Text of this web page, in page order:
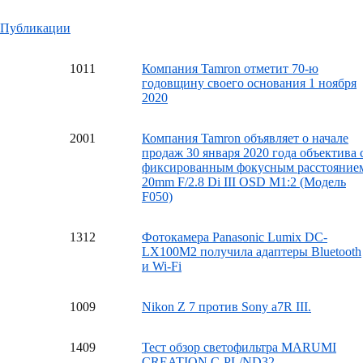
Публикации
1011
Компания Tamron отметит 70-ю
годовщину своего основания 1 ноября
2020
2001
Компания Tamron объявляет о начале
продаж 30 января 2020 года объектива
фиксированным фокусным
20mm F/2.8 Di III OSD M1:2 (Модель
F050)
1312
Фотокамера Panasonic Lumix DC-
LX100M2 получила адаптеры Bluetooth
и Wi-Fi
1009 Nikon Z 7 против Sony a7R III.
1409
Тест обзор светофильтра MARUMI